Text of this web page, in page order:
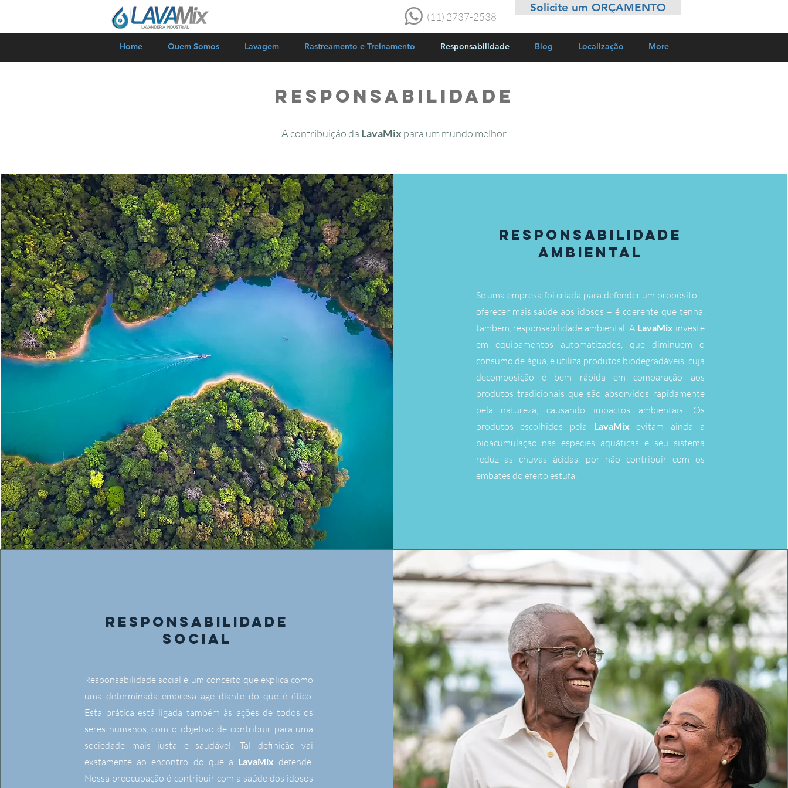
(11) 2737-2538
Home Quem Somos Lavagem Rastreamento e Treinamento Responsabilidade Blog Localização More
Solicite um ORÇAMENTO
RESPONSABILIDADE
A contribuição da LavaMix para um mundo melhor
RESPONSABILIDADE
AMBIENTAL
Se uma empresa foi criada para defender um propósito –
oferecer mais saúde aos idosos – é coerente que tenha,
também, responsabilidade ambiental. A LavaMix investe
em equipamentos automatizados, que diminuem o
consumo de água, e utiliza produtos biodegradáveis, cuja
decomposição é bem rápida em comparação aos
produtos tradicionais que são absorvidos rapidamente
pela natureza, causando impactos ambientais. Os
produtos escolhidos pela LavaMix evitam ainda a
bioacumulação nas espécies aquáticas e seu sistema
reduz as chuvas ácidas, por não contribuir com os
embates do efeito estufa.
RESPONSABILIDADE
SOCIAL
Responsabilidade social é um conceito que explica como
uma determinada empresa age diante do que é ético.
Esta prática está ligada também às ações de todos os
seres humanos, com o objetivo de contribuir para uma
sociedade mais justa e saudável. Tal definição vai
exatamente ao encontro do que a LavaMix defende.
Nossa preocupação é contribuir com a saúde dos idosos